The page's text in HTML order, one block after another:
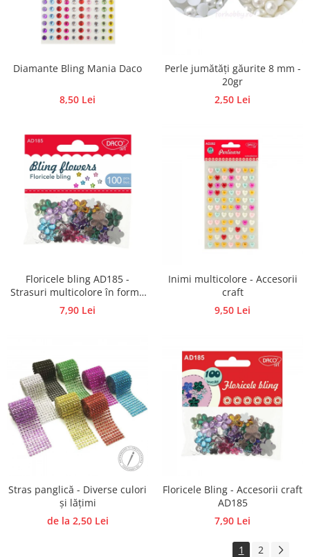
Diamante Bling Mania Daco
8,50 Lei
Perle jumătăți găurite 8 mm -
20gr
2,50 Lei
Floricele bling AD185 -
Strasuri multicolore în formă
de flori
7,90 Lei
Inimi multicolore - Accesorii
craft
9,50 Lei
Stras panglică - Diverse culori
și lățimi
de la 2,50 Lei
Floricele Bling - Accesorii craft
AD185
7,90 Lei
1 2